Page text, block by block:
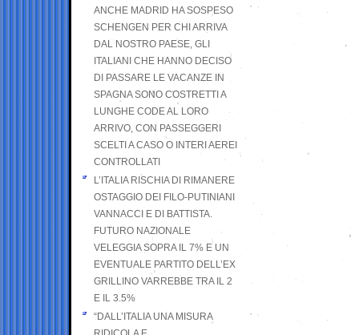
ANCHE MADRID HA SOSPESO
SCHENGEN PER CHI ARRIVA
DAL NOSTRO PAESE, GLI
ITALIANI CHE HANNO DECISO
DI PASSARE LE VACANZE IN
SPAGNA SONO COSTRETTI A
LUNGHE CODE AL LORO
ARRIVO, CON PASSEGGERI
SCELTI A CASO O INTERI AEREI
CONTROLLATI
L’ITALIA RISCHIA DI RIMANERE
OSTAGGIO DEI FILO-PUTINIANI
VANNACCI E DI BATTISTA.
FUTURO NAZIONALE
VELEGGIA SOPRA IL 7% E UN
EVENTUALE PARTITO DELL’EX
GRILLINO VARREBBE TRA IL 2
E IL 3.5%
“DALL’ITALIA UNA MISURA